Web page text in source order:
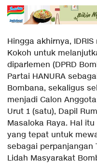
Hingga akhirnya,
Kokoh untuk
diparlemen (DPRD
Partai HANURA
Bombana, sekaligus
menjadi Calon
Urut 1 (satu), Dapil
Masaloka Raya. Hal
yang tepat untuk
sebagai perpanjangan
Lidah Masyarakat